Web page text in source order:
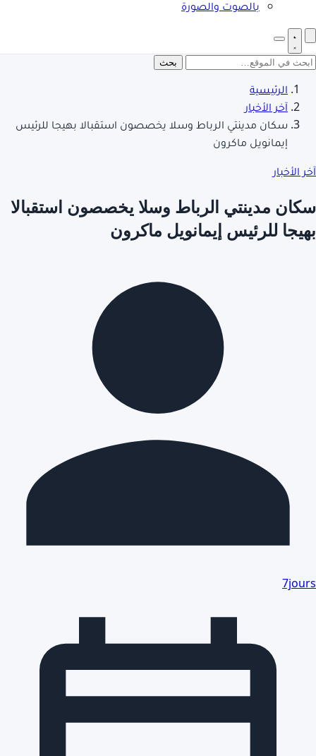
بالصوت والصورة
بحث
الرئيسية
آخر الأخبار
سكان مدينتي الرباط وسلا يخصصون استقبالا بهيجا للرئيس
إيمانويل ماكرون
آخر الأخبار
سكان مدينتي الرباط وسلا يخصصون استقبالا
بهيجا للرئيس إيمانويل ماكرون
7jours